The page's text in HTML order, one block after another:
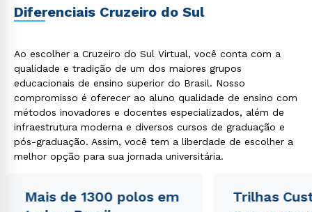
Diferenciais Cruzeiro do Sul
Ao escolher a Cruzeiro do Sul Virtual, você conta com a
qualidade e tradição de um dos maiores grupos
educacionais de ensino superior do Brasil. Nosso
compromisso é oferecer ao aluno qualidade de ensino com
métodos inovadores e docentes especializados, além de
infraestrutura moderna e diversos cursos de graduação e
pós-graduação. Assim, você tem a liberdade de escolher a
melhor opção para sua jornada universitária.
Mais de 1300 polos em
Trilhas